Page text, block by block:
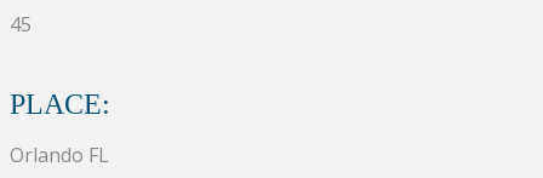
45
PLACE:
Orlando FL